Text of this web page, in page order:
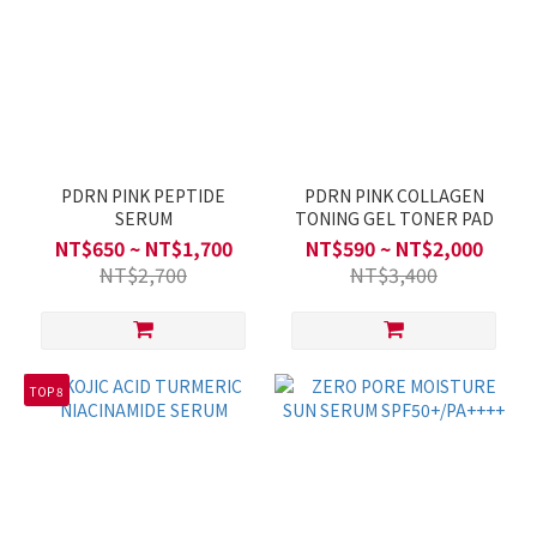
PDRN PINK PEPTIDE
SERUM
NT$650 ~ NT$1,700
NT$2,700
PDRN PINK COLLAGEN
TONING GEL TONER PAD
NT$590 ~ NT$2,000
NT$3,400
TOP 8